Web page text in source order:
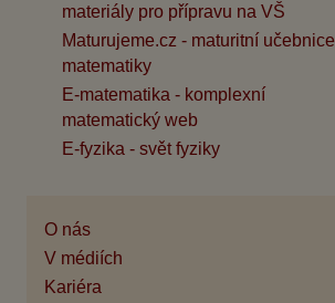
materiály pro přípravu na VŠ
Maturujeme.cz - maturitní učebnice
matematiky
E-matematika - komplexní
matematický web
E-fyzika - svět fyziky
O nás
V médiích
Kariéra